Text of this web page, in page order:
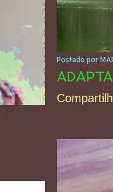
Postado por